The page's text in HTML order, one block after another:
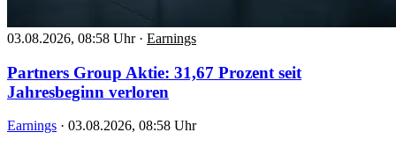
03.08.2026, 08:58 Uhr · Earnings
Partners Group Aktie: 31,67 Prozent seit
Jahresbeginn verloren
Earnings · 03.08.2026, 08:58 Uhr